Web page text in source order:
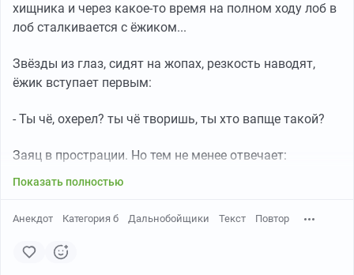
хищника и через какое-то время на полном ходу лоб в
лоб сталкивается с ёжиком...
Звёзды из глаз, сидят на жопах, резкость наводят,
ёжик вступает первым:
- Ты чё, охерел? ты чё творишь, ты хто вапще такой?
Заяц в прострации. Но тем не менее отвечает:
Показать полностью
Анекдот Категория б Дальнобойщики Текст Повтор